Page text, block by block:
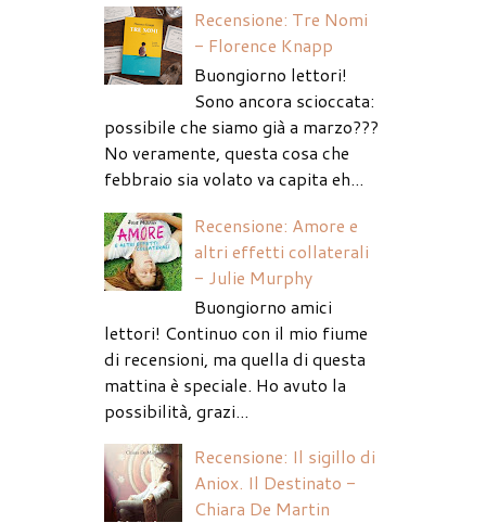
Recensione: Tre Nomi
- Florence Knapp
Buongiorno lettori!
Sono ancora scioccata:
possibile che siamo già a marzo???
No veramente, questa cosa che
febbraio sia volato va capita eh...
Recensione: Amore e
altri effetti collaterali
- Julie Murphy
Buongiorno amici
lettori! Continuo con il mio fiume
di recensioni, ma quella di questa
mattina è speciale. Ho avuto la
possibilità, grazi...
Recensione: Il sigillo di
Aniox. Il Destinato -
Chiara De Martin